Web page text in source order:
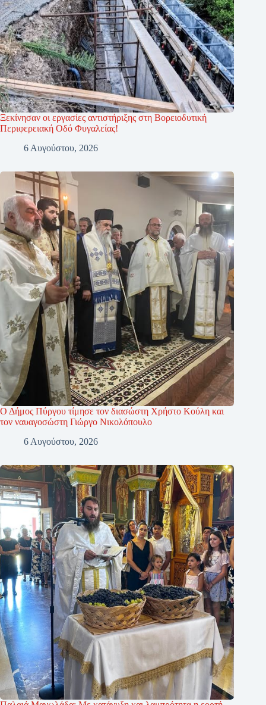
Ξεκίνησαν οι εργασίες αντιστήριξης στη Βορειοδυτική
Περιφερειακή Οδό Φυγαλείας!
6 Αυγούστου, 2026
Ο Δήμος Πύργου τίμησε τον διασώστη Χρήστο Κούλη και
τον ναυαγοσώστη Γιώργο Νικολόπουλο
6 Αυγούστου, 2026